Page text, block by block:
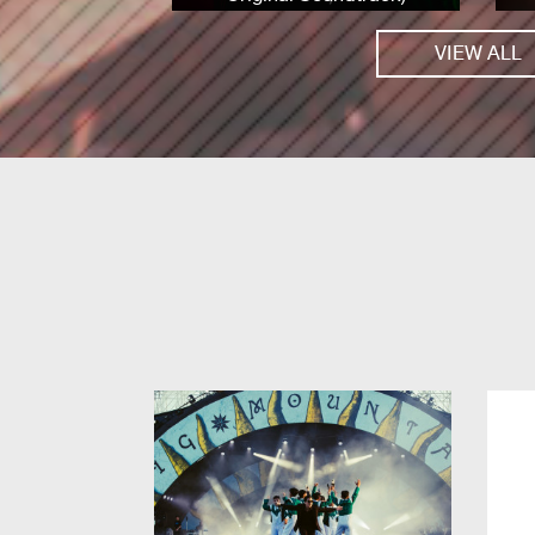
VIEW ALL